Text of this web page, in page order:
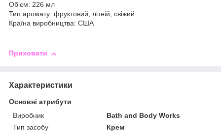
Обʼєм: 226 мл
Тип аромату: фруктовий, літній, свіжий
Країна виробництва: США
Приховати
Характеристики
Основні атрибути
Виробник
Bath and Body Works
Тип засобу
Крем